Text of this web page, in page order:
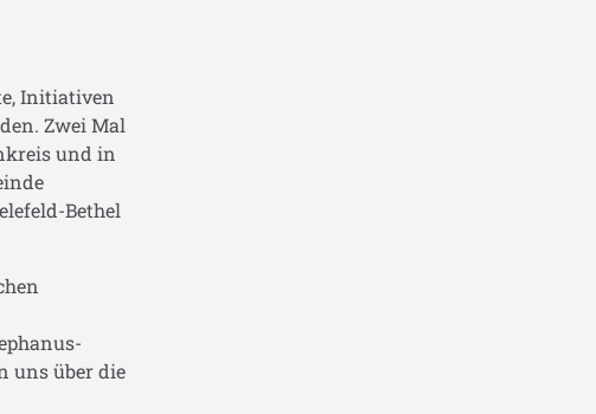
Initiativen
Zwei Mal
und in
Bethel
uns über die